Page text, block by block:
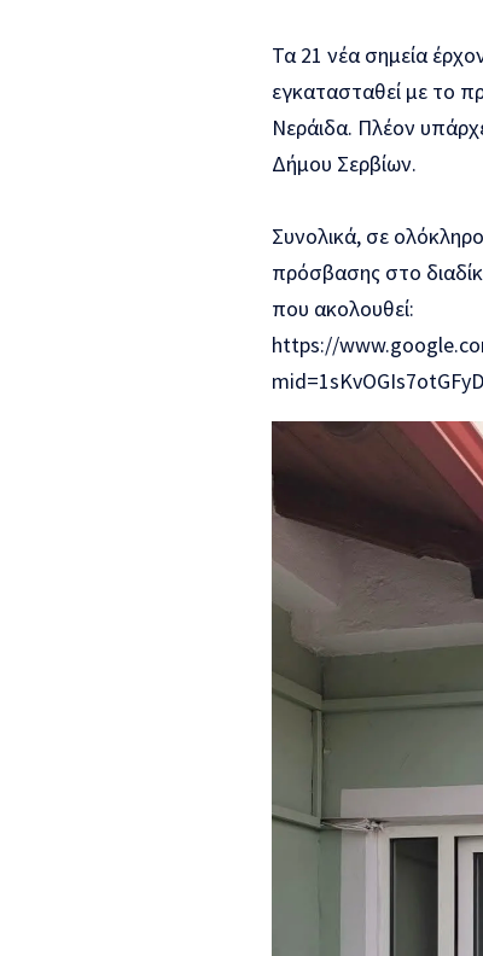
Τα 21 νέα σημεία
εγκατασταθεί με το
Νεράιδα. Πλέον
Δήμου Σερβίων.
Συνολικά, σε
πρόσβασης στο
που ακολουθεί:
https://